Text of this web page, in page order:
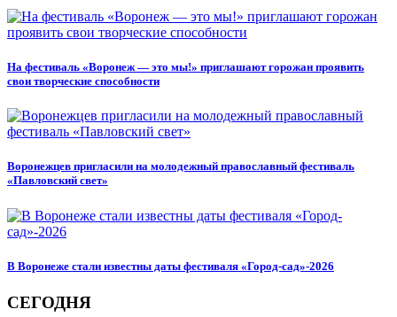
На фестиваль «Воронеж — это мы!» приглашают горожан проявить
свои творческие способности
Воронежцев пригласили на молодежный православный фестиваль
«Павловский свет»
В Воронеже стали известны даты фестиваля «Город-сад»-2026
СЕГОДНЯ